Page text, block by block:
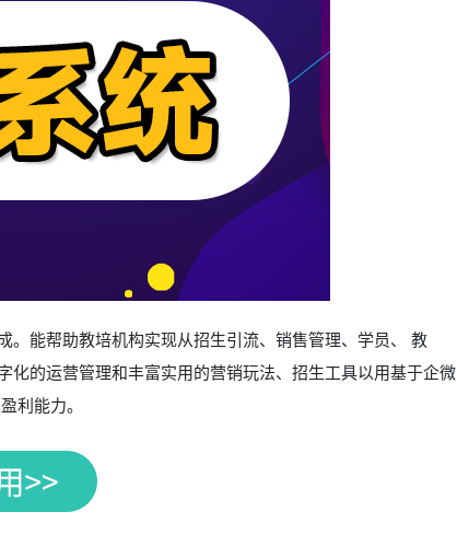
。能帮助教培机构实现从招生引流、销售管理、学员、 教
的运营管理和丰富实用的营销玩法、招生工具以用基于企微
利能力。